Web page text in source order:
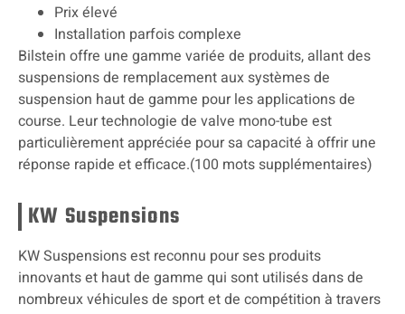
Prix élevé
Installation parfois complexe
Bilstein offre une gamme variée de produits, allant des
suspensions de remplacement aux systèmes de
suspension haut de gamme pour les applications de
course. Leur technologie de valve mono-tube est
particulièrement appréciée pour sa capacité à offrir une
réponse rapide et efficace.(100 mots supplémentaires)
KW Suspensions
KW Suspensions est reconnu pour ses produits
innovants et haut de gamme qui sont utilisés dans de
nombreux véhicules de sport et de compétition à travers